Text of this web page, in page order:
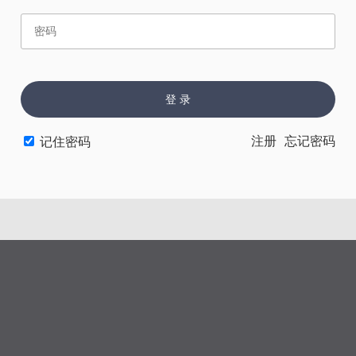
赏 催 票
登 录
记住密码 忘记密码
注册